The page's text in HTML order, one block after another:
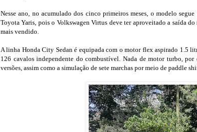
Nesse ano, no acumulado dos cinco primeiros meses, o modelo
Toyota Yaris, pois o Volkswagen Virtus deve ter aproveitado a saída
mais vendido.
A linha Honda City Sedan é equipada com o motor flex aspirado 1.5
126 cavalos independente do combustível. Nada de motor turbo,
versões, assim como a simulação de sete marchas por meio de paddle